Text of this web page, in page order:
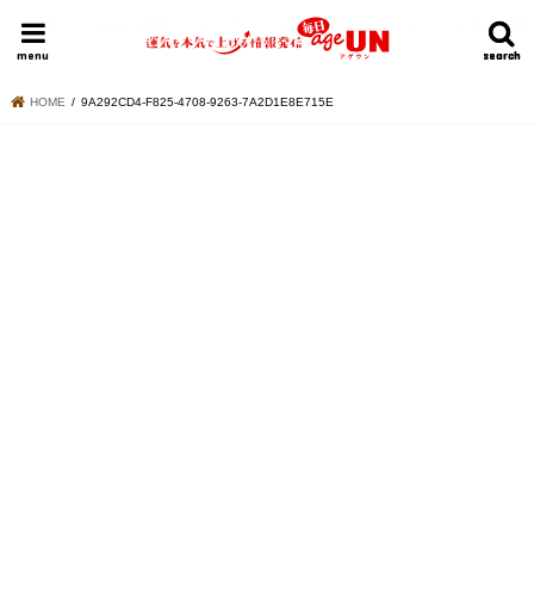
search
search
menu
HOME 明日の運勢ランキング 今週の運勢
HOME 9A292CD4-F825-4708-9263-7A2D1E8E715E